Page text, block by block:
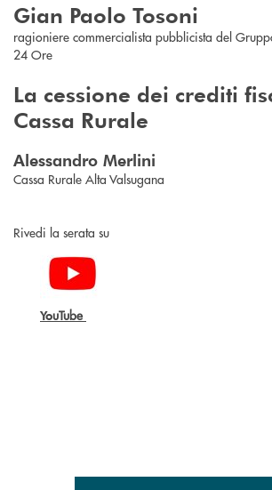
Gian Paolo Tosoni
ragioniere commercialista pubblicista del
24 Ore
La cessione dei crediti
Cassa Rurale
Alessandro Merlini
Cassa Rurale Alta Valsugana
Rivedi la serata su
YouTube